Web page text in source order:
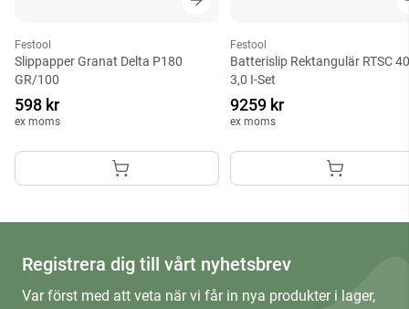
Festool
Slippapper Granat Delta P180
GR/100
598 kr
ex moms
Festool
Batterislip Rektangulär RTSC
3,0 I-Set
9259 kr
ex moms
Registrera dig till vårt nyhetsbrev
Var först med att veta när vi får in nya produkter i lager,